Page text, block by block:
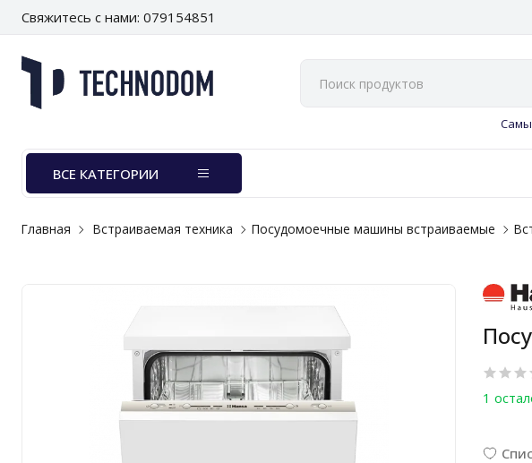
Свяжитесь с нами: 079154851
ВСЕ КАТЕГОРИИ
Главная Встраиваемая техника Посудомоечные машины встраиваемые
1